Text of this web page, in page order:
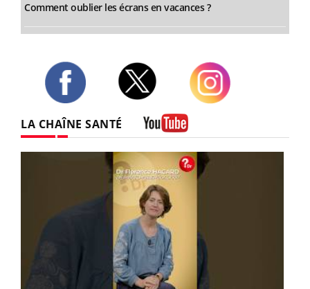
Comment oublier les écrans en vacances ?
LA CHAÎNE SANTÉ